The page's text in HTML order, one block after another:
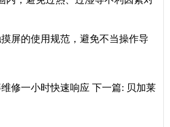
屏的使用规范，避免不当操作导
修一小时快速响应 下一篇: 贝加莱